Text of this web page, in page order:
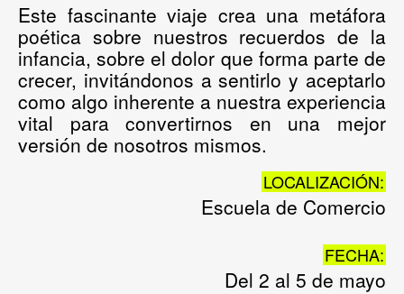
Este fascinante viaje crea una metáfora
poética sobre nuestros recuerdos de la
infancia, sobre el dolor que forma parte de
crecer, invitándonos a sentirlo y aceptarlo
como algo inherente a nuestra experiencia
vital para convertirnos en una mejor
versión de nosotros mismos.
LOCALIZACIÓN:
Escuela de Comercio
FECHA:
Del 2 al 5 de mayo